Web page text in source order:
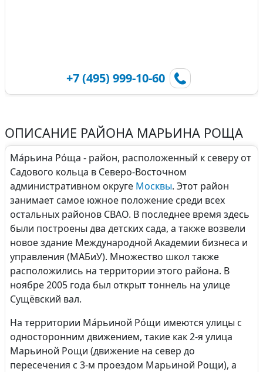
+7 (495) 999-10-60
ОПИСАНИЕ РАЙОНА МАРЬИНА РОЩА
Ма́рьина Ро́ща - район, расположенный к северу от
Садового кольца в Северо-Восточном
административном округе Москвы. Этот район
занимает самое южное положение среди всех
остальных районов СВАО. В последнее время здесь
были построены два детских сада, а также возвели
новое здание Международной Академии бизнеса и
управления (МАБиУ). Множество школ также
расположились на территории этого района. В
ноябре 2005 года был открыт тоннель на улице
Сущёвский вал.
На территории Ма́рьиной Ро́щи имеются улицы с
односторонним движением, такие как 2-я улица
Марьиной Рощи (движение на север до
пересечения с 3-м проездом Марьиной Рощи), а